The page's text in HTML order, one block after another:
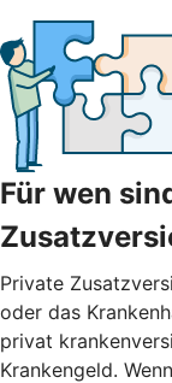
Für wen
Private
oder das
privat
Krankengeld.